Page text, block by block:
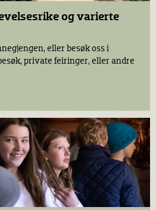
og varierte
eller besøk oss i
private feiringer, eller andre